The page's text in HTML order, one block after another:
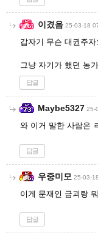
이겼음 25-03-18
갑자기 무슨 대권주자
그냥 자기가 했던 농
답글
Maybe5327 25-
와 이거 말한 사람은
답글
우중미모 25-03-
이게 문재인 금괴랑
답글